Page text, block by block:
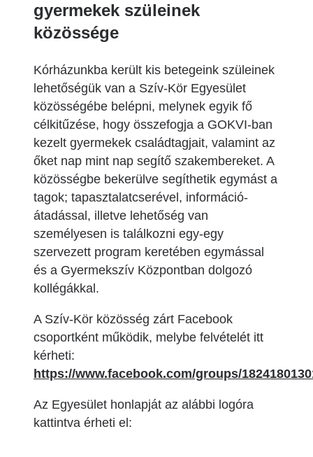
gyermekek szüleinek
közössége
Kórházunkba került kis betegeink szüleinek
lehetőségük van a Szív-Kör Egyesület
közösségébe belépni, melynek egyik fő
célkitűzése, hogy összefogja a GOKVI-ban
kezelt gyermekek családtagjait, valamint az
őket nap mint nap segítő szakembereket. A
közösségbe bekerülve segíthetik egymást a
tagok; tapasztalatcserével, információ-
átadással, illetve lehetőség van
személyesen is találkozni egy-egy
szervezett program keretében egymással
és a Gyermekszív Központban dolgozó
kollégákkal.
A Szív-Kör közösség zárt Facebook
csoportként működik, melybe felvételét itt
kérheti:
https://www.facebook.com/groups/
Az Egyesület honlapját az alábbi logóra
kattintva érheti el: